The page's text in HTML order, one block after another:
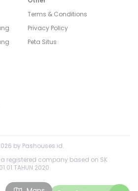
Terms & Conditions
Privacy Policy
Peta Situs
by Pashouses.id.
a registered company based on SK
2020.